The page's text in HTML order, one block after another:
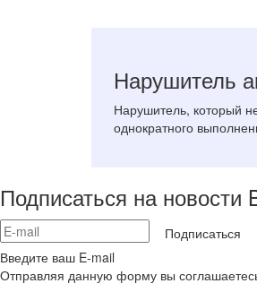
Нарушитель
Нарушитель, который
однократного
Подписаться на
Подписаться
Введите ваш E-mail
Отправляя данную форму вы